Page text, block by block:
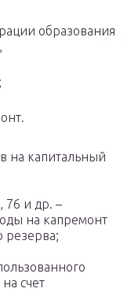
образования
на капитальный
76 и др. –
на капремонт
резерва;
счет